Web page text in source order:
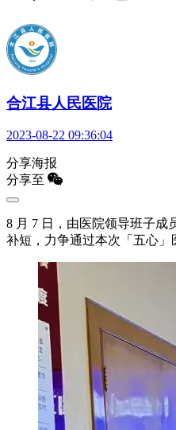
合江县人民医院
2023-08-22 09:36:04
分享海报
分享至
8 月 7 日，由医院领导班子
补短，力争通过本次「五心」